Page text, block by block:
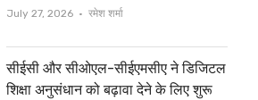
July 27, 2026 Author
रमेश शर्मा
सीईसी और सीओएल-सीईएमसीए ने डिजिटल
शिक्षा अनुसंधान को बढ़ावा देने के लिए शुरू